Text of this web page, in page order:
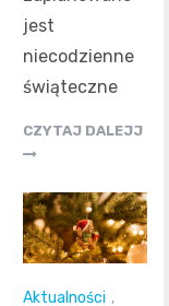
jest
niecodzienne
świąteczne
CZYTAJ DALEJJ
Aktualności ,